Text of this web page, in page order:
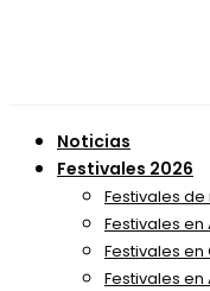
Noticias
Festivales 2026
Festivales
Festivales
Festivales en
Festivales en